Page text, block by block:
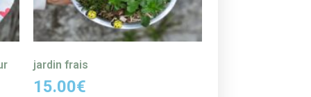
jardin frais
15.00€